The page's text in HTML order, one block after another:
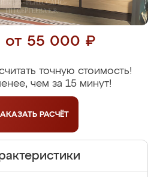
от 55 000 ₽
точную стоимость!
чем за 15 минут!
РАСЧЁТ